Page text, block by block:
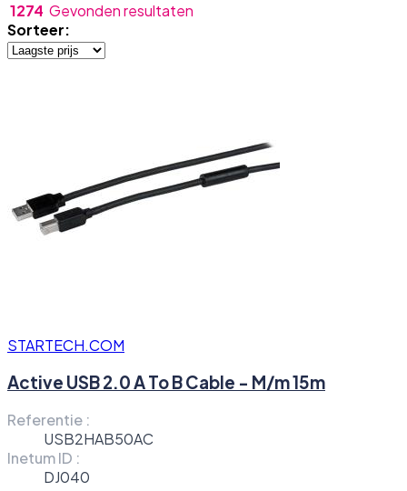
1274 Gevonden resultaten
Sorteer:
STARTECH.COM
Active USB 2.0 A To B Cable - M/m 15m
Referentie :
USB2HAB50AC
Inetum ID :
DJ040